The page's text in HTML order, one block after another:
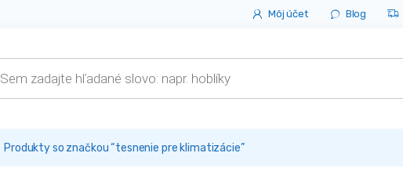
Môj účet Blog
Produkty so značkou “tesnenie pre klimatizácie”